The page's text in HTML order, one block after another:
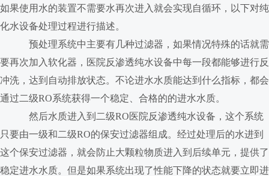
如果使用水的装置不需要水再次进入就会实现自循环，以下对纯
化水设备处理过程进行描述。
预处理系统中主要有几种过滤器，如果情况特殊的话就需
要再次加入软化器，医院反渗透纯水设备中每一段都能够进行反
冲洗，达到自动排放状态。不论进水水质能达到什么指标，都会
通过二级RO系统获得一个稳定、合格的的进水水质。
然后水质进入到二级RO医院反渗透纯水设备，这个系统
只要由一级和二级RO的保安过滤器组成。经过处理后的水进到
这个保安过滤器，就会防止大颗粒物质进入到后续单元，提供了
稳定进水水质。但是如果系统出现了性能下降的状态就要立即进